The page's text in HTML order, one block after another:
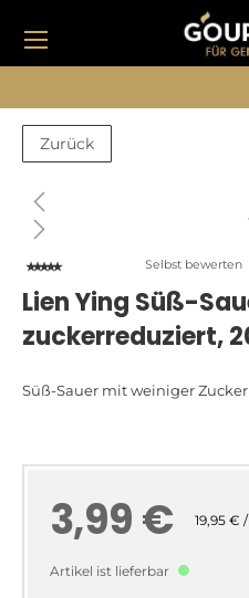
#DRÜCKEN SIE DIE
Zurück
Zum
Ende
der
springen
Zum
Anfang
der
springen
Selbst bewerten
Lien Ying Süß-
zuckerreduziert,
Süß-Sauer mit weiniger Zucker
3,99 € 19,95 € /
Artikel ist lieferbar